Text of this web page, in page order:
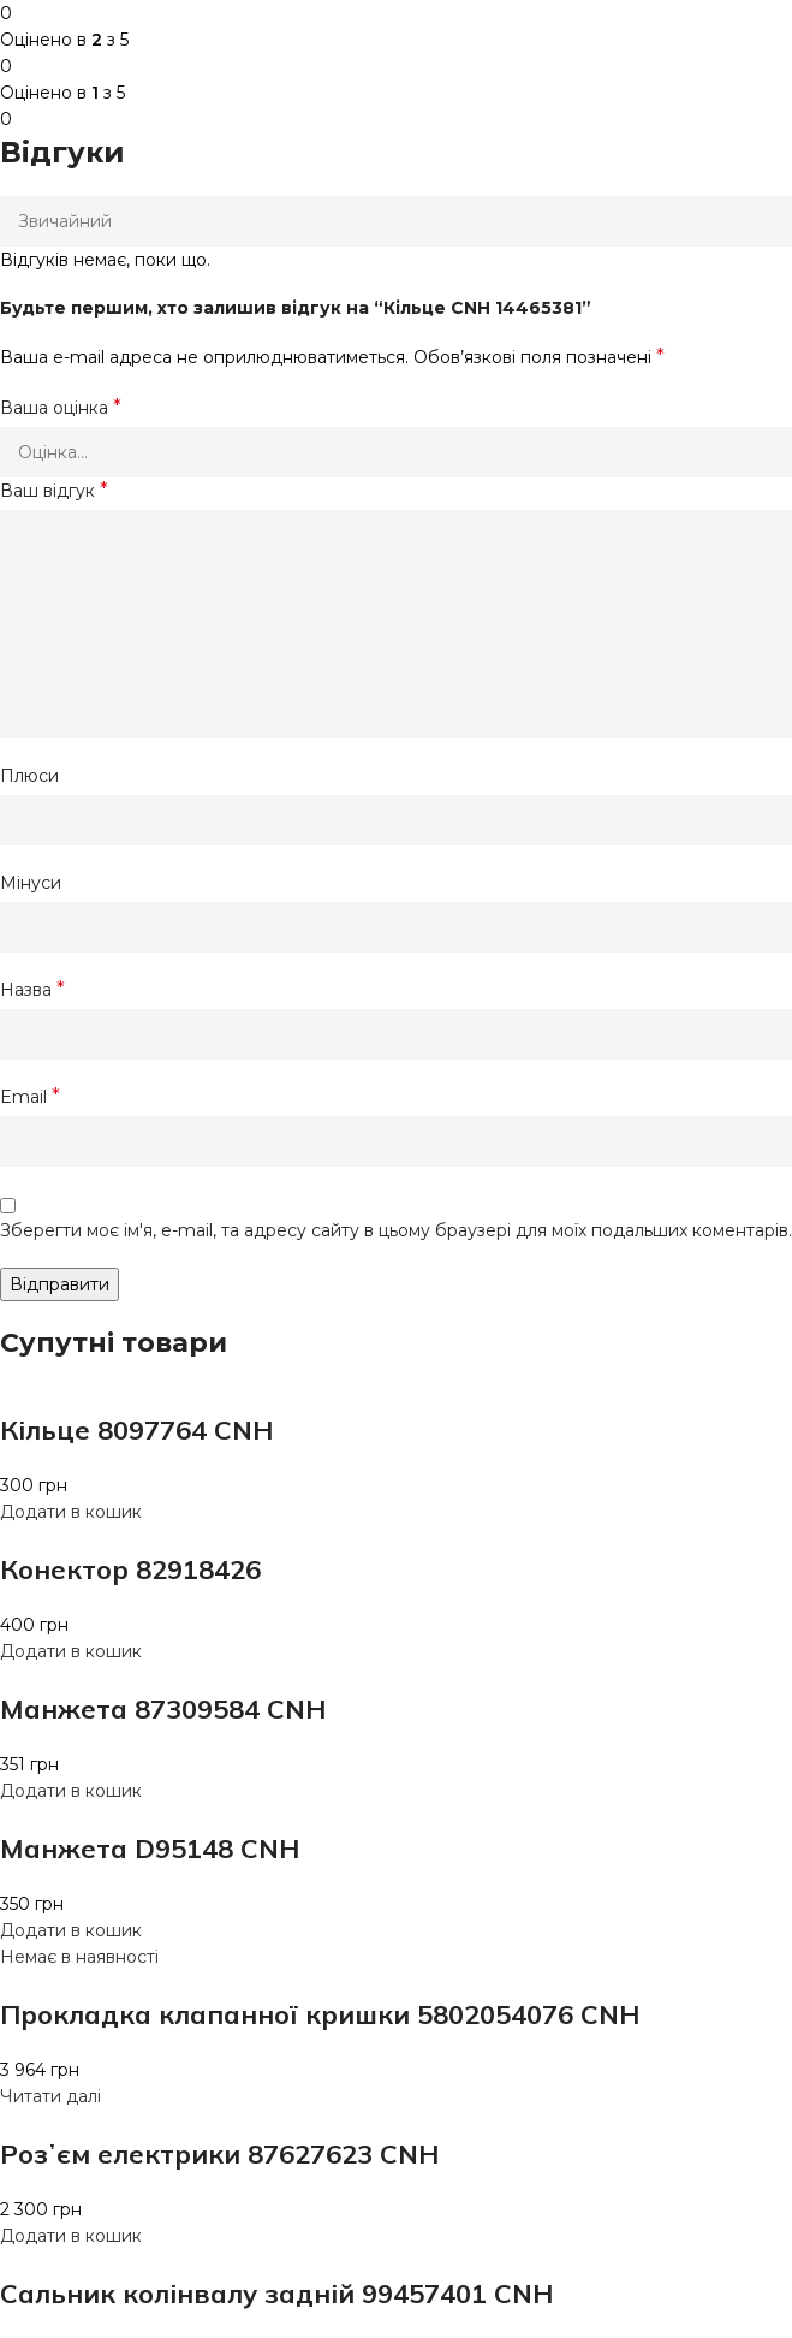
0
Оцінено в 2 з 5
0
Оцінено в 1 з 5
0
Відгуки
Відгуків немає, поки що.
Будьте першим, хто залишив відгук на “Кільце CNH 14465381”
Ваша e-mail адреса не оприлюднюватиметься. Обов’язкові поля позначені *
Ваша оцінка *
Ваш відгук *
Плюси
Мінуси
Назва *
Email *
Зберегти моє ім'я, e-mail, та адресу сайту в цьому браузері для моїх подальших коментарів.
Супутні товари
Кільце 8097764 CNH
300 грн
Додати в кошик
Конектор 82918426
400 грн
Додати в кошик
Манжета 87309584 CNH
351 грн
Додати в кошик
Манжета D95148 CNH
350 грн
Додати в кошик
Немає в наявності
Прокладка клапанної кришки 5802054076 CNH
3 964 грн
Читати далі
Розʼєм електрики 87627623 CNH
2 300 грн
Додати в кошик
Сальник колінвалу задній 99457401 CNH